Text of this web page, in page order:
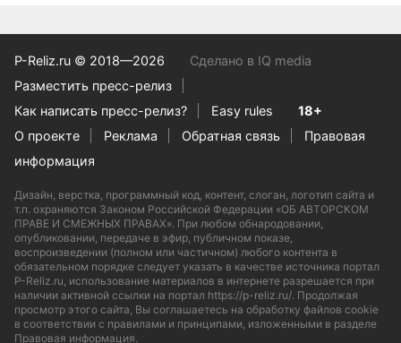
P-Reliz.ru © 2018—2026
Сделано в IQ media
Разместить пресс-релиз
Как написать пресс-релиз?
Easy rules
18+
О проекте
Реклама Обратная связь
Правовая
информация
Дизайн, верстка, программный код, контент, слоган, логотип сайта и
т.п. охраняются Законом Российской Федерации «ОБ АВТОРСКОМ
ПРАВЕ И СМЕЖНЫХ ПРАВАХ». При любом обнародовании,
опубликовании, передаче в эфир, публичном показе,
воспроизведении (полном или частичном) любого контента в
обязательном порядке следует указать в качестве источника портал
P-Reliz.ru, использование материалов в интернете разрешается при
наличии активной ссылки на портал https://p-reliz.ru/. Продолжая
просмотр этого сайта, Вы соглашаетесь на обработку файлов cookie
в соответствии с правилами и принципами, изложенными в разделе
Правовая информация.